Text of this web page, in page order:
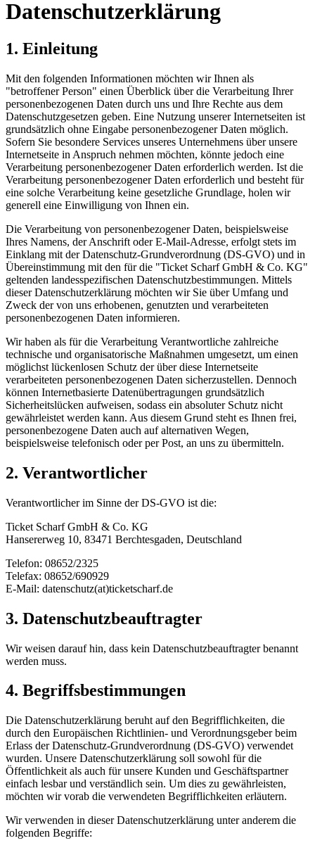
Datenschutzerklärung
1. Einleitung
Mit den folgenden Informationen möchten wir Ihnen als
"betroffener Person" einen Überblick über die Verarbeitung Ihrer
personenbezogenen Daten durch uns und Ihre Rechte aus dem
Datenschutzgesetzen geben. Eine Nutzung unserer Internetseiten ist
grundsätzlich ohne Eingabe personenbezogener Daten möglich.
Sofern Sie besondere Services unseres Unternehmens über unsere
Internetseite in Anspruch nehmen möchten, könnte jedoch eine
Verarbeitung personenbezogener Daten erforderlich werden. Ist die
Verarbeitung personenbezogener Daten erforderlich und besteht für
eine solche Verarbeitung keine gesetzliche Grundlage, holen wir
generell eine Einwilligung von Ihnen ein.
Die Verarbeitung von personenbezogener Daten, beispielsweise
Ihres Namens, der Anschrift oder E-Mail-Adresse, erfolgt stets im
Einklang mit der Datenschutz-Grundverordnung (DS-GVO) und in
Übereinstimmung mit den für die "Ticket Scharf GmbH & Co. KG"
geltenden landesspezifischen Datenschutzbestimmungen. Mittels
dieser Datenschutzerklärung möchten wir Sie über Umfang und
Zweck der von uns erhobenen, genutzten und verarbeiteten
personenbezogenen Daten informieren.
Wir haben als für die Verarbeitung Verantwortliche zahlreiche
technische und organisatorische Maßnahmen umgesetzt, um einen
möglichst lückenlosen Schutz der über diese Internetseite
verarbeiteten personenbezogenen Daten sicherzustellen. Dennoch
können Internetbasierte Datenübertragungen grundsätzlich
Sicherheitslücken aufweisen, sodass ein absoluter Schutz nicht
gewährleistet werden kann. Aus diesem Grund steht es Ihnen frei,
personenbezogene Daten auch auf alternativen Wegen,
beispielsweise telefonisch oder per Post, an uns zu übermitteln.
2. Verantwortlicher
Verantwortlicher im Sinne der DS-GVO ist die:
Ticket Scharf GmbH & Co. KG
Hansererweg 10, 83471 Berchtesgaden, Deutschland
Telefon: 08652/2325
Telefax: 08652/690929
E-Mail: datenschutz(at)ticketscharf.de
3. Datenschutzbeauftragter
Wir weisen darauf hin, dass kein Datenschutzbeauftragter benannt
werden muss.
4. Begriffsbestimmungen
Die Datenschutzerklärung beruht auf den Begrifflichkeiten, die
durch den Europäischen Richtlinien- und Verordnungsgeber beim
Erlass der Datenschutz-Grundverordnung (DS-GVO) verwendet
wurden. Unsere Datenschutzerklärung soll sowohl für die
Öffentlichkeit als auch für unsere Kunden und Geschäftspartner
einfach lesbar und verständlich sein. Um dies zu gewährleisten,
möchten wir vorab die verwendeten Begrifflichkeiten erläutern.
Wir verwenden in dieser Datenschutzerklärung unter anderem die
folgenden Begriffe: